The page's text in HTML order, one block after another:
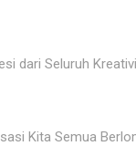
dari Seluruh
Kita Semua